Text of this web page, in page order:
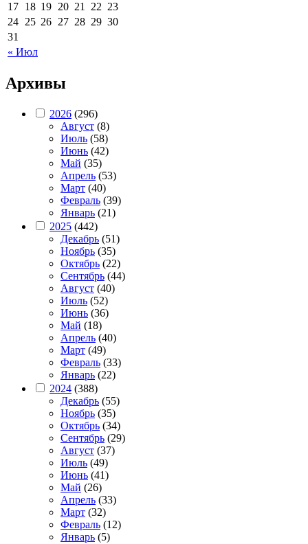
« Июл
17 18 19 20 21 22 23
24 25 26 27 28 29 30
31
Архивы
2026 (296)
Август (8)
Июль (58)
Июнь (42)
Май (35)
Апрель (53)
Март (40)
Февраль (39)
Январь (21)
2025 (442)
Декабрь (51)
Ноябрь (35)
Октябрь (22)
Сентябрь (44)
Август (40)
Июль (52)
Июнь (36)
Май (18)
Апрель (40)
Март (49)
Февраль (33)
Январь (22)
2024 (388)
Декабрь (55)
Ноябрь (35)
Октябрь (34)
Сентябрь (29)
Август (37)
Июль (49)
Июнь (41)
Май (26)
Апрель (33)
Март (32)
Февраль (12)
Январь (5)